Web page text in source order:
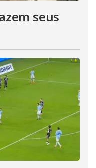
seus